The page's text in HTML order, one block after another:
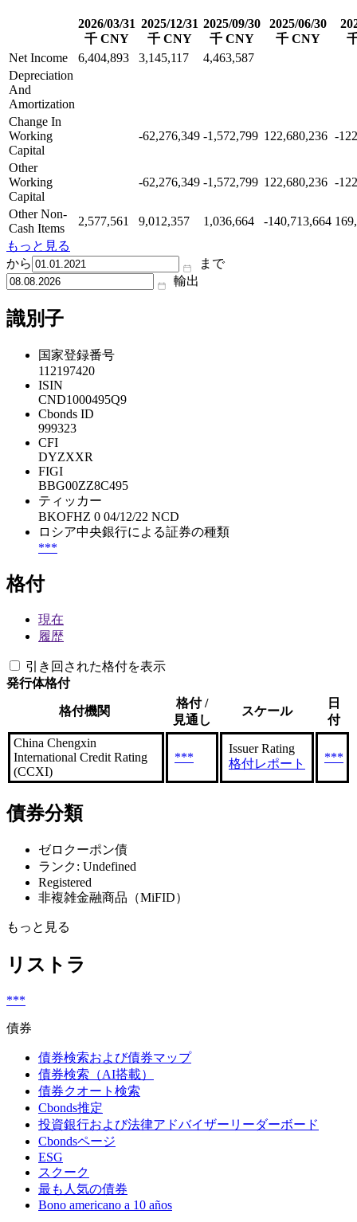
2026/03/31
千 CNY
2025/12/31
千 CNY
2025/09/30
千 CNY
2025/06/30
千 CNY
Net Income
6,404,893 3,145,117
4,463,587
Depreciation
And
Amortization
Change In
Working
Capital
-62,276,349 -1,572,799 122,680,236 -
Other
Working
Capital
-62,276,349 -1,572,799 122,680,236 -
Other Non-
Cash Items
2,577,561 9,012,357 1,036,664 -140,713,664
もっと見る
から
まで
輸出
識別子
国家登録番号
112197420
ISIN
CND1000495Q9
Cbonds ID
999323
CFI
DYZXXR
FIGI
BBG00ZZ8C495
ティッカー
BKOFHZ 0 04/12/22 NCD
ロシア中央銀行による証券の種類
***
格付
現在
履歴
引き回された格付を表示
発行体格付
格付機関
格付 /
見通し
スケール
日
付
China Chengxin
International Credit Rating
(CCXI)
***
Issuer Rating
格付レポート
***
債券分類
ゼロクーポン債
ランク: Undefined
Registered
非複雑金融商品（MiFID）
もっと見る
リストラ
***
債券
債券検索および債券マップ
債券検索（AI搭載）
債券クオート検索
Cbonds推定
投資銀行および法律アドバイザーリーダーボード
Cbondsページ
ESG
スクーク
最も人気の債券
Bono americano a 10 años